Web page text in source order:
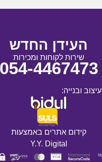
העידן החדש
שירות לקוחות ומכירות
054-4467473
עיצוב ובנייה:
קידום אתרים באמצעות
Y.Y. Digital